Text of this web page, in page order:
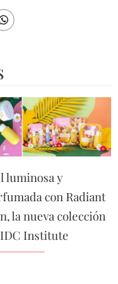
luminosa y
con Radiant
la nueva colección
Institute